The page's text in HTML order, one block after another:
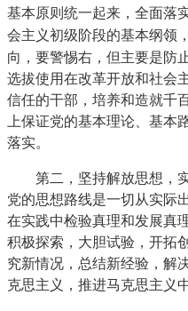
基本原则统一起来，全面落
会主义初级阶段的基本纲领
向，要警惕右，但主要是防
选拔使用在改革开放和社会
信任的干部，培养和造就千
上保证党的基本理论、基本
落实。
第二，坚持解放思想，实
党的思想路线是一切从实际
在实践中检验真理和发展真
积极探索，大胆试验，开拓
究新情况，总结新经验，解
克思主义，推进马克思主义